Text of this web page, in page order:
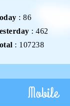
: 86
: 462
: 107238
Mobile